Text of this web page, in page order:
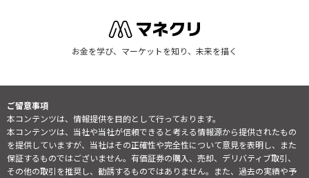
お金を学び、マーケットを知り、未来を描く
ご留意事項
本コンテンツは、情報提供を目的として行っております。
本コンテンツは、当社や当社が信頼できると考える情報源から提供されたもの
を提供していますが、当社はその正確性や完全性について意見を表明し、また
保証するものではございません。有価証券の購入、売却、デリバティブ取引、
その他の取引を推奨し、勧誘するものではありません。また、過去の実績や予